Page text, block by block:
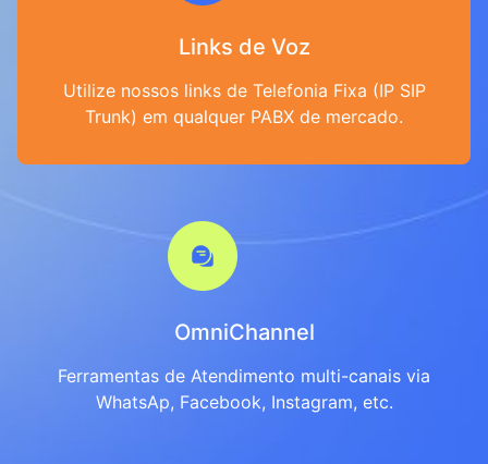
Links de Voz
Utilize nossos links de Telefonia Fixa (IP SIP
Trunk) em qualquer PABX de mercado.
OmniChannel
Ferramentas de Atendimento multi-canais via
WhatsAp, Facebook, Instagram, etc.